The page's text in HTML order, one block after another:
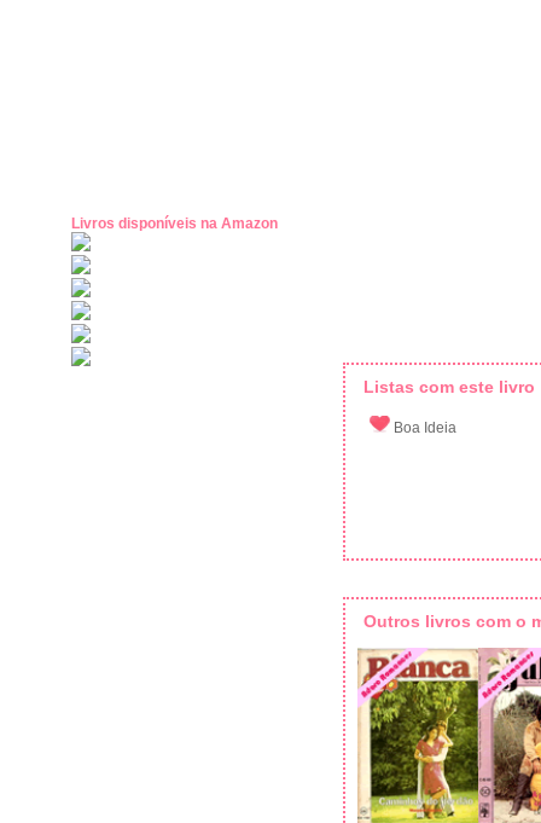
Livros disponíveis na Amazon
Listas com este livro
Boa Ideia
Outros livros com o